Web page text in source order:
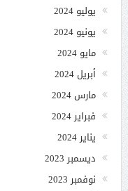
يوليو 2024
يونيو 2024
مايو 2024
أبريل 2024
مارس 2024
فبراير 2024
يناير 2024
ديسمبر 2023
نوفمبر 2023